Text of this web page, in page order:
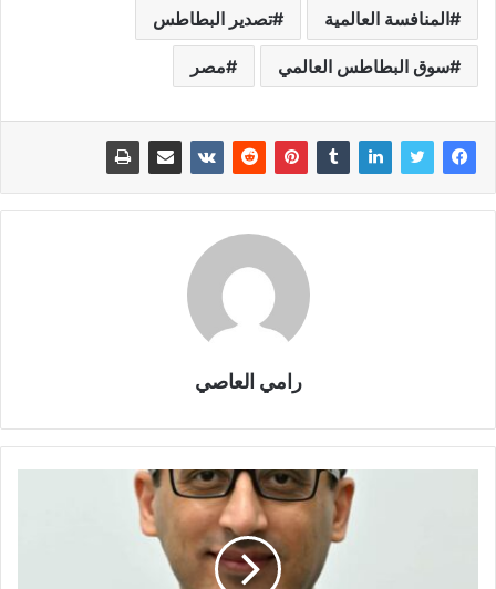
المنافسة العالمية تصدير البطاطس
سوق البطاطس العالمي مصر
رامي العاصي